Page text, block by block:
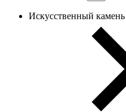
Искусственный камень